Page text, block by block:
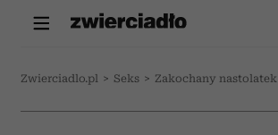
Zwierciadlo.pl > Seks > Zakochany nastolatek